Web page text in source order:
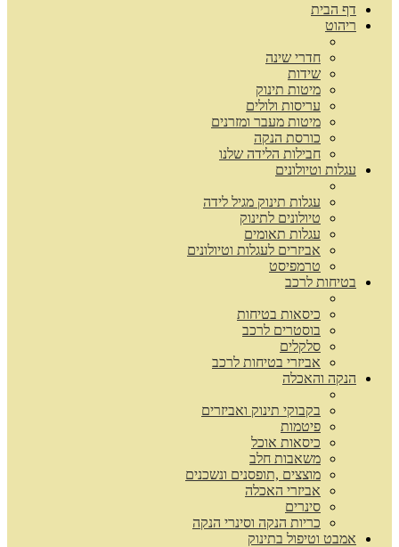
דף הבית
ריהוט
חדרי שינה
שידות
מיטות תינוק
עריסות ולולים
מיטות מעבר ומזרנים
כורסת הנקה
חבילות הלידה שלנו
עגלות וטיולונים
עגלות תינוק מגיל לידה
טיולונים לתינוק
עגלות תאומים
אביזרים לעגלות וטיולונים
טרמפיסט
בטיחות לרכב
כיסאות בטיחות
בוסטרים לרכב
סלקלים
אביזרי בטיחות לרכב
הנקה והאכלה
בקבוקי תינוק ואביזרים
פיטמות
כיסאות אוכל
משאבות חלב
מוצצים ,תופסנים ונשכנים
אביזרי האכלה
סינרים
כריות הנקה וסינרי הנקה
אמבט וטיפול בתינוק